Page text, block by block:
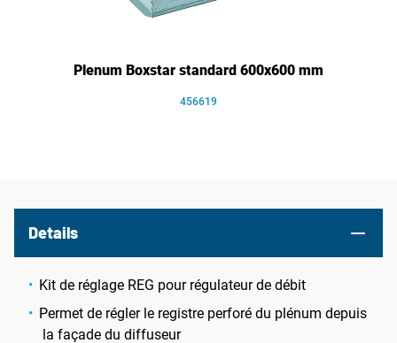
Plenum Boxstar standard 600x600 mm
456619
Details
Kit de réglage REG pour régulateur de débit
Permet de régler le registre perforé du plénum depuis
la façade du diffuseur